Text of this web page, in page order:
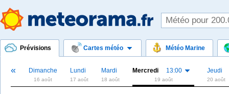
Prévisions Cartes météo Météo Marine
« Dimanche
16 août
Lundi
17 août
Mardi
18 août
Mercredi 13:00
19 août
Jeudi
20 août